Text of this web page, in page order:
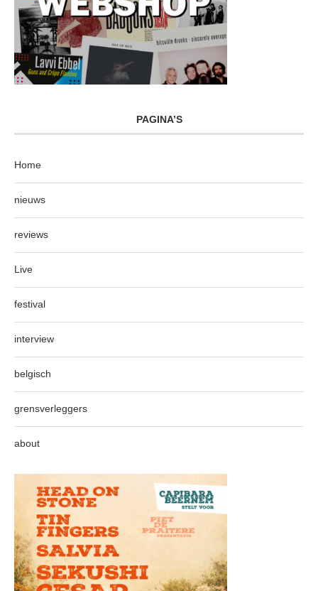
PAGINA’S
Home
nieuws
reviews
Live
festival
interview
belgisch
grensverleggers
about